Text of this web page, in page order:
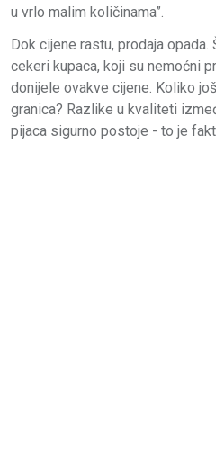
u vrlo malim količinama”.
Dok cijene rastu, prodaja
cekeri kupaca, koji su nemoćni
donijele ovakve cijene. Koliko
granica? Razlike u kvaliteti
pijaca sigurno postoje - to je